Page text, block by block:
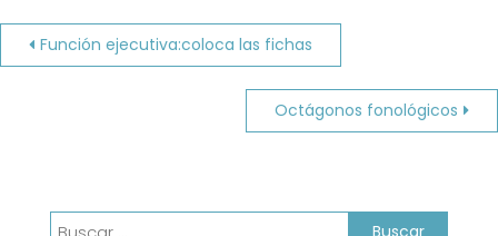
Navegación
Función ejecutiva:coloca las fichas
Octágonos fonológicos
Buscar: